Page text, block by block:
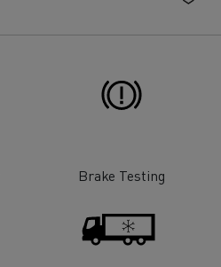
Brake Testing